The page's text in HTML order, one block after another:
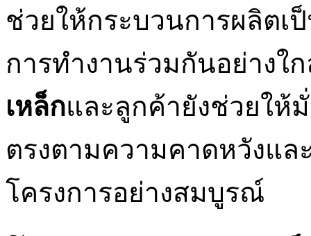
ช่วยให้กระบวนการผลิตเ
การทำงานร่วมกันอย่างใ
เหล็กและลูกค้ายังช่วยให้
ตรงตามความคาดหวังแ
โครงการอย่างสมบูรณ์